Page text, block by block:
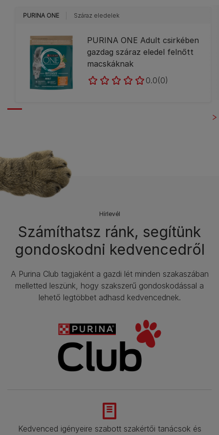
PURINA ONE Száraz eledelek
PURINA ONE Adult csirkében
gazdag száraz eledel felnőtt
macskáknak
0.0(0)
Hírlevél​
Számíthatsz ránk, segítünk
gondoskodni kedvencedről
A Purina Club tagjaként a gazdi lét minden szakaszában
melletted leszünk, hogy szakszerű gondoskodással a
lehető legtöbbet adhasd kedvencednek.​
Kedvenced igényeire szabott szakértői tanácsok és